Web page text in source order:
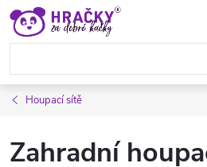
Přejít
obsah
Houpací sítě
Zahradní